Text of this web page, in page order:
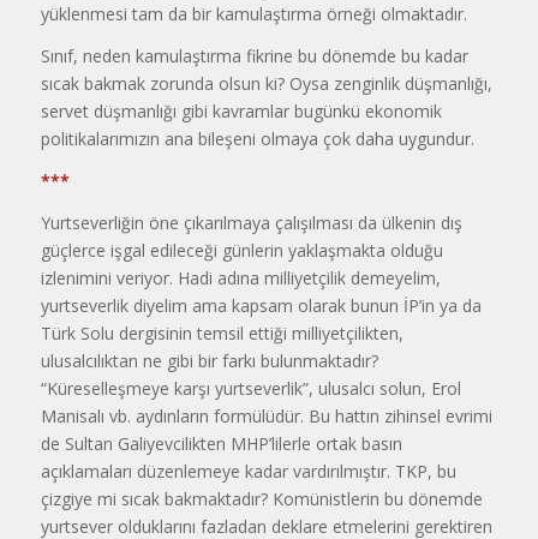
yüklenmesi tam da bir kamulaştırma örneği olmaktadır.
Sınıf, neden kamulaştırma fikrine bu dönemde bu kadar
sıcak bakmak zorunda olsun ki? Oysa zenginlik düşmanlığı,
servet düşmanlığı gibi kavramlar bugünkü ekonomik
politikalarımızın ana bileşeni olmaya çok daha uygundur.
***
Yurtseverliğin öne çıkarılmaya çalışılması da ülkenin dış
güçlerce işgal edileceği günlerin yaklaşmakta olduğu
izlenimini veriyor. Hadi adına milliyetçilik demeyelim,
yurtseverlik diyelim ama kapsam olarak bunun İP’in ya da
Türk Solu dergisinin temsil ettiği milliyetçilikten,
ulusalcılıktan ne gibi bir farkı bulunmaktadır?
“Küreselleşmeye karşı yurtseverlik”, ulusalcı solun, Erol
Manisalı vb. aydınların formülüdür. Bu hattın zihinsel evrimi
de Sultan Galiyevcilikten MHP’lilerle ortak basın
açıklamaları düzenlemeye kadar vardırılmıştır. TKP, bu
çizgiye mi sıcak bakmaktadır? Komünistlerin bu dönemde
yurtsever olduklarını fazladan deklare etmelerini gerektiren